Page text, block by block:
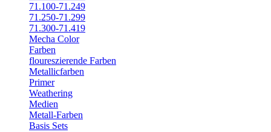
71.100-71.249
71.250-71.299
71.300-71.419
Mecha Color
Farben
floureszierende Farben
Metallicfarben
Primer
Weathering
Medien
Metall-Farben
Basis Sets